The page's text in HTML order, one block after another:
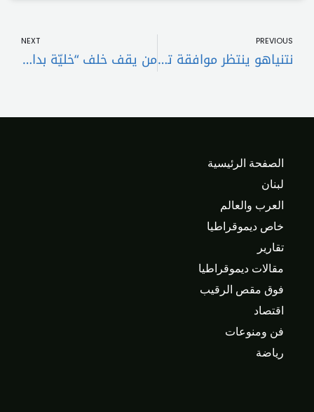
PREVIOUS
نتنياهو ينتظر موافقة ترامب لاستهداف موقع لـ”حزب الله” في علي الطاهر”
NEXT
من يقف خلف “خليّة بدارو”
الصفحة الرئيسية
لبنان
العرب والعالم
خاص ديموقراطيا
تقارير
مقالات ديموقراطيا
فوق مقص الرقيب
اقتصاد
فن ومنوعات
رياضة